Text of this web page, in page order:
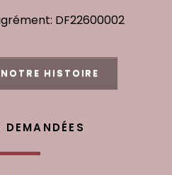
DF22600002
HISTOIRE
DEMANDÉES